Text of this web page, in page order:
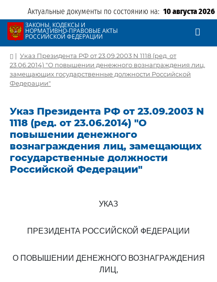
Актуальные документы по состоянию на: 10 августа 2026
ЗАКОНЫ, КОДЕКСЫ И
НОРМАТИВНО-ПРАВОВЫЕ АКТЫ
РОССИЙСКОЙ ФЕДЕРАЦИИ
| Указ Президента РФ от 23.09.2003 N 1118 (ред. от
23.06.2014) "О повышении денежного вознаграждения лиц,
замещающих государственные должности Российской
Федерации"
Указ Президента РФ от 23.09.2003 N
1118 (ред. от 23.06.2014) "О
повышении денежного
вознаграждения лиц, замещающих
государственные должности
Российской Федерации"
УКАЗ
ПРЕЗИДЕНТА РОССИЙСКОЙ ФЕДЕРАЦИИ
О ПОВЫШЕНИИ ДЕНЕЖНОГО ВОЗНАГРАЖДЕНИЯ
ЛИЦ,